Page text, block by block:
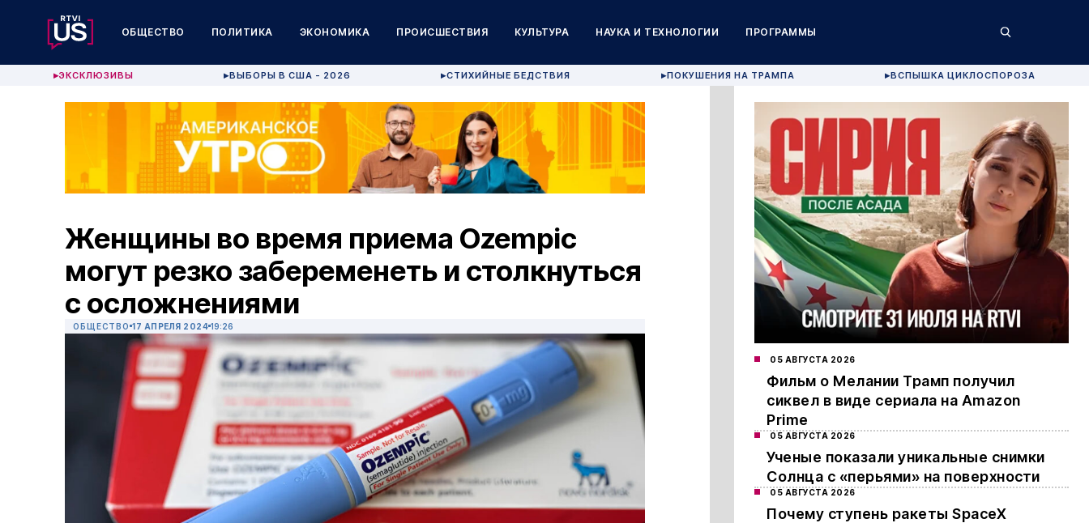
ОБЩЕСТВО ПОЛИТИКА ЭКОНОМИКА ПРОИСШЕСТВИЯ КУЛЬТУРА НАУКА И ТЕХНОЛОГИИ ПРОГРАММЫ
▶ЭКСКЛЮЗИВЫ ▶ВЫБОРЫ В США - 2026 ▶СТИХИЙНЫЕ БЕДСТВИЯ ▶ПОКУШЕНИЯ НА ТРАМПА ▶ВСПЫШКА ЦИКЛОСПОРОЗА
Женщины во время приема Ozempic
могут резко забеременеть и столкнуться
с осложнениями
ОБЩЕСТВО 17 АПРЕЛЯ 2024 19:26
05 АВГУСТА 2026
Фильм о Мелании Трамп получил
сиквел в виде сериала на Amazon
Prime
05 АВГУСТА 2026
Ученые показали уникальные снимки
Солнца с «перьями» на поверхности
05 АВГУСТА 2026
Почему ступень ракеты SpaceX